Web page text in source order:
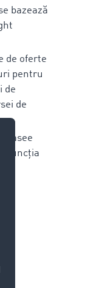
bazează
de oferte
pentru
de
de
trasee
funcția